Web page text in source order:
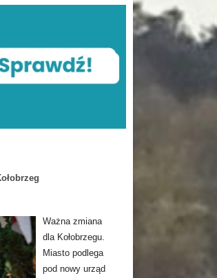
Ważna zmiana
dla Kołobrzegu.
Miasto podlega
pod nowy urząd